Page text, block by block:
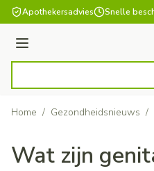
Ga naar de inhoud
Apothekersadvies Snelle
Menu
Home / Gezondheidsnieuws /
Wat zijn